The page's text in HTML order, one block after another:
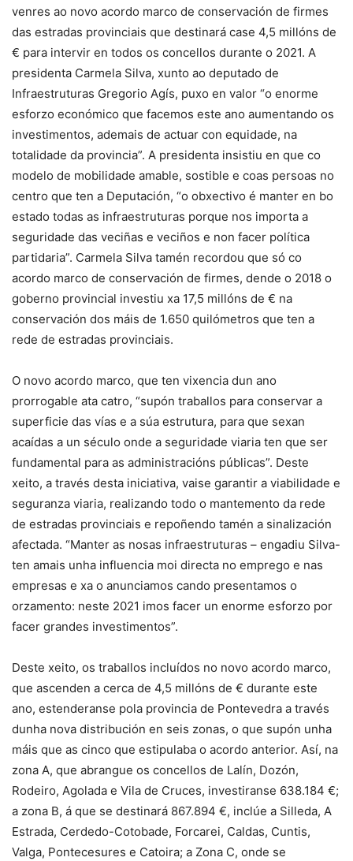
venres ao novo acordo marco de conservación de firmes
das estradas provinciais que destinará case 4,5 millóns de
€ para intervir en todos os concellos durante o 2021. A
presidenta Carmela Silva, xunto ao deputado de
Infraestruturas Gregorio Agís, puxo en valor “o enorme
esforzo económico que facemos este ano aumentando os
investimentos, ademais de actuar con equidade, na
totalidade da provincia”. A presidenta insistiu en que co
modelo de mobilidade amable, sostible e coas persoas no
centro que ten a Deputación, “o obxectivo é manter en bo
estado todas as infraestruturas porque nos importa a
seguridade das veciñas e veciños e non facer política
partidaria”. Carmela Silva tamén recordou que só co
acordo marco de conservación de firmes, dende o 2018 o
goberno provincial investiu xa 17,5 millóns de € na
conservación dos máis de 1.650 quilómetros que ten a
rede de estradas provinciais.
O novo acordo marco, que ten vixencia dun ano
prorrogable ata catro, “supón traballos para conservar a
superficie das vías e a súa estrutura, para que sexan
acaídas a un século onde a seguridade viaria ten que ser
fundamental para as administracións públicas”. Deste
xeito, a través desta iniciativa, vaise garantir a viabilidade e
seguranza viaria, realizando todo o mantemento da rede
de estradas provinciais e repoñendo tamén a sinalización
afectada. “Manter as nosas infraestruturas – engadiu Silva-
ten amais unha influencia moi directa no emprego e nas
empresas e xa o anunciamos cando presentamos o
orzamento: neste 2021 imos facer un enorme esforzo por
facer grandes investimentos”.
Deste xeito, os traballos incluídos no novo acordo marco,
que ascenden a cerca de 4,5 millóns de € durante este
ano, estenderanse pola provincia de Pontevedra a través
dunha nova distribución en seis zonas, o que supón unha
máis que as cinco que estipulaba o acordo anterior. Así, na
zona A, que abrangue os concellos de Lalín, Dozón,
Rodeiro, Agolada e Vila de Cruces, investiranse 638.184 €;
a zona B, á que se destinará 867.894 €, inclúe a Silleda, A
Estrada, Cerdedo-Cotobade, Forcarei, Caldas, Cuntis,
Valga, Pontecesures e Catoira; a Zona C, onde se